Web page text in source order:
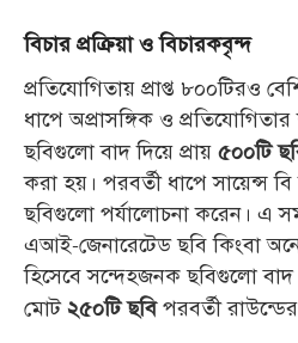
বিচার প্রক্রিয়া ও বিচারকবৃন্দ
প্রতিযোগিতায় প্রাপ্ত ৮০০টিরও
ধাপে অপ্রাসঙ্গিক ও প্রতিযোগিতার
ছবিগুলো বাদ দিয়ে প্রায় ৫০০টি
করা হয়। পরবর্তী ধাপে সায়েন্স
ছবিগুলো পর্যালোচনা করেন। এ
এআই-জেনারেটেড ছবি কিংবা
হিসেবে সন্দেহজনক ছবিগুলো
মোট২৫০টি ছবিপরবর্তী